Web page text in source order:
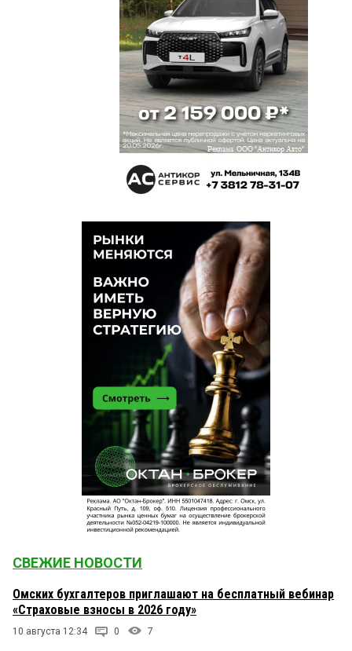
СВЕЖИЕ НОВОСТИ
Омских бухгалтеров приглашают на бесплатный вебинар
«Страховые взносы в 2026 году»
10 августа 12:34 0 7